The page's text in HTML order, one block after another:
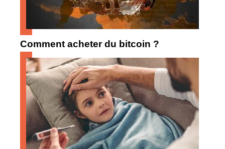
Comment acheter du bitcoin ?